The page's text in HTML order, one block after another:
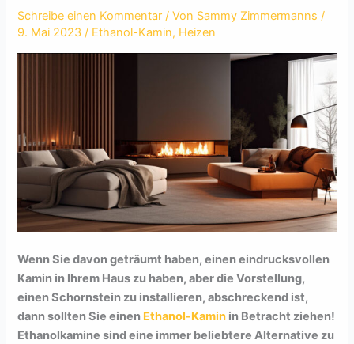
Schreibe einen Kommentar / Von Sammy Zimmermanns/
9. Mai 2023/ Ethanol-Kamin, Heizen
Wenn Sie davon geträumt haben, einen eindrucksvollen
Kamin in Ihrem Haus zu haben, aber die Vorstellung,
einen Schornstein zu installieren, abschreckend ist,
dann sollten Sie einen Ethanol-Kamin in Betracht ziehen!
Ethanolkamine sind eine immer beliebtere Alternative zu